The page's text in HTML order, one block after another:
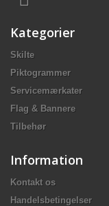
Kategorier
Skilte
Piktogrammer
Servicemærkater
Flag & Bannere
Tilbehør
Information
Kontakt os
Handelsbetingelser